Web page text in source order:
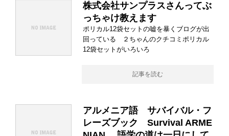
株式会社サンプラスさんってぶ
っちゃけ教えます
ポリカル12袋セットの嘘を暴くブログが出
回っている ２ちゃんのクチコミポリカル
12袋セットがいろいろ
記事を読む
アルメニア語 サバイバル・フ
レーズブック Survival ARME